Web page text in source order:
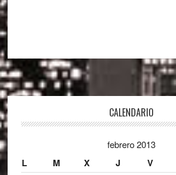
CALENDARIO
febrero 2013
L M X J V